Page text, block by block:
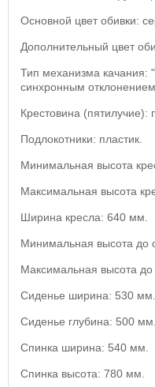
Основной цвет обивки:
Дополнительный цвет
Тип механизма качания:
синхронным
Крестовина (пятилучие):
Подлокотники: пластик.
Минимальная высота
Максимальная высота
Ширина кресла: 640 мм.
Минимальная высота до
Максимальная высота
Сиденье ширина: 530 мм.
Сиденье глубина: 500 мм.
Спинка ширина: 540 мм.
Спинка высота: 780 мм.